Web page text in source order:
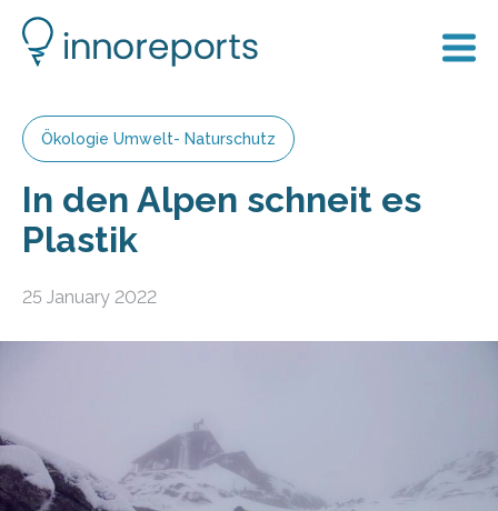
Ökologie Umwelt- Naturschutz
In den Alpen schneit es
Plastik
25 January 2022